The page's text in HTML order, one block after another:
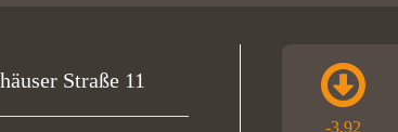
Straße 11
-3,92